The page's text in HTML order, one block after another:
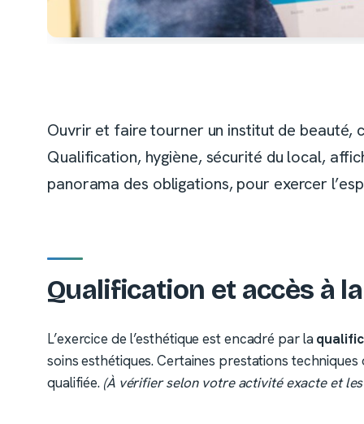
Ouvrir et faire tourner un institut de beauté,
Qualification, hygiène, sécurité du local,
panorama des obligations, pour exercer
Qualification et accès à
L’exercice de l’esthétique est encadré par la
soins esthétiques. Certaines prestations
qualifiée. (À vérifier selon votre activité exacte et